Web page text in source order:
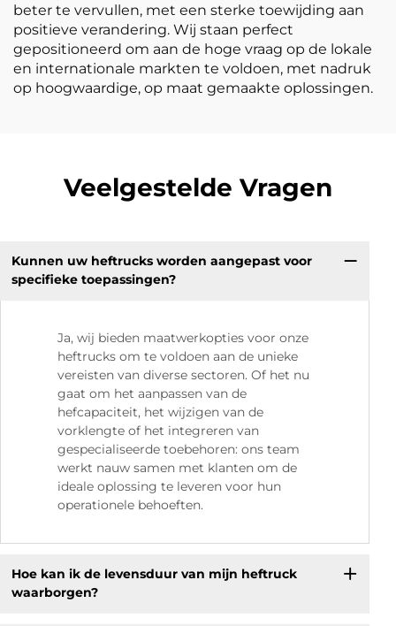
beter te vervullen, met een sterke toewijding aan
positieve verandering. Wij staan perfect
gepositioneerd om aan de hoge vraag op de lokale
en internationale markten te voldoen, met nadruk
op hoogwaardige, op maat gemaakte oplossingen.
Veelgestelde Vragen
Kunnen uw heftrucks worden aangepast voor
specifieke toepassingen?
Ja, wij bieden maatwerkopties voor onze
heftrucks om te voldoen aan de unieke
vereisten van diverse sectoren. Of het nu
gaat om het aanpassen van de
hefcapaciteit, het wijzigen van de
vorklengte of het integreren van
gespecialiseerde toebehoren: ons team
werkt nauw samen met klanten om de
ideale oplossing te leveren voor hun
operationele behoeften.
Hoe kan ik de levensduur van mijn heftruck
waarborgen?